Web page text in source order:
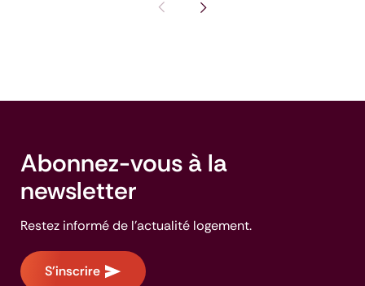
Pas de diapositive précédente :
Voir la diapositive
Abonnez-vous à la
newsletter
Restez informé de l'actualité logement.
S'inscrire